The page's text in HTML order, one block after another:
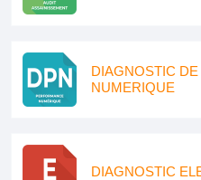
DIAGNOSTIC
NUMERIQUE
DIAGNOSTIC